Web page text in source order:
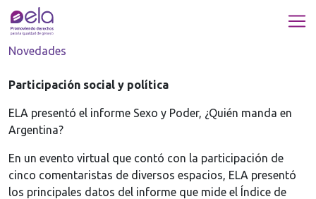
Novedades
Participación social y política
ELA presentó el informe Sexo y Poder, ¿Quién manda en
Argentina?
En un evento virtual que contó con la participación de
cinco comentaristas de diversos espacios, ELA presentó
los principales datos del informe que mide el Índice de